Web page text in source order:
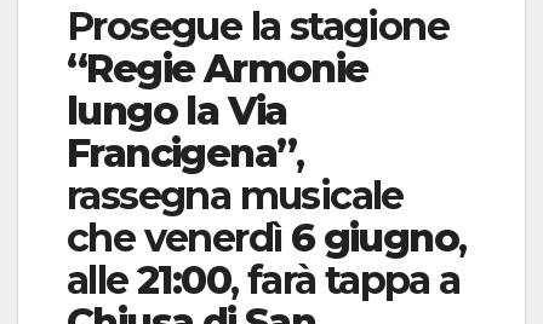
Prosegue la stagione
“Regie Armonie
lungo la Via
Francigena”,
rassegna musicale
che venerdì 6 giugno,
alle21:00, farà tappa a